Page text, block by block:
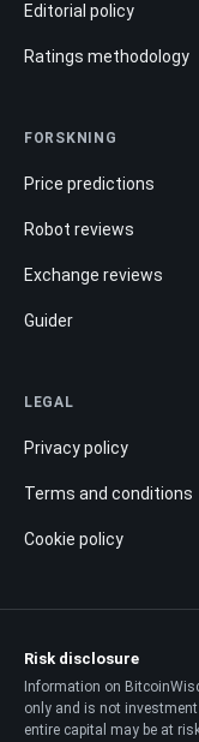
Editorial policy
Ratings methodology
FORSKNING
Price predictions
Robot reviews
Exchange reviews
Guider
LEGAL
Privacy policy
Terms and conditions
Cookie policy
Risk disclosure
Information on
only and is not
entire capital may be at